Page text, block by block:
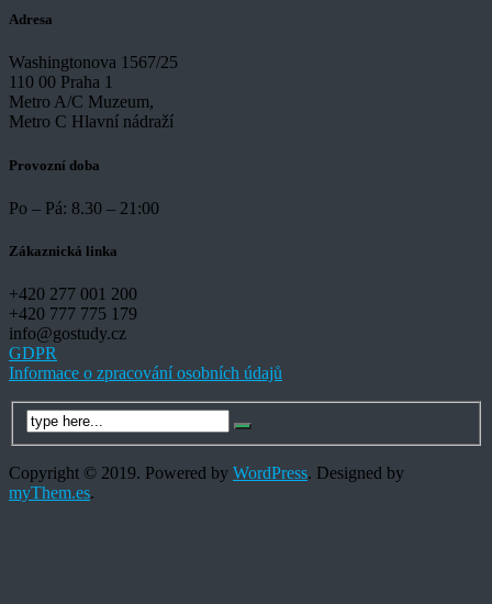
Adresa
Washingtonova 1567/25
110 00 Praha 1
Metro A/C Muzeum,
Metro C Hlavní nádraží
Provozní doba
Po – Pá: 8.30 – 21:00
Zákaznická linka
+420 277 001 200
+420 777 775 179
info@gostudy.cz
GDPR
Informace o zpracování osobních údajů
Copyright © 2019. Powered by WordPress. Designed by
myThem.es.